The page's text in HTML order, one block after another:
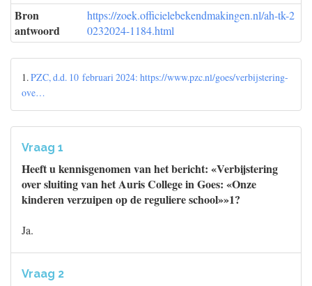
Bron
antwoord
https://zoek.officielebekendmakingen.nl/ah-tk-2
0232024-1184.html
1.PZC, d.d. 10 februari 2024: https://www.pzc.nl/goes/verbijstering-
ove…
Vraag 1
Heeft u kennisgenomen van het bericht: «Verbijstering
over sluiting van het Auris College in Goes: «Onze
kinderen verzuipen op de reguliere school»»1?
Ja.
Vraag 2